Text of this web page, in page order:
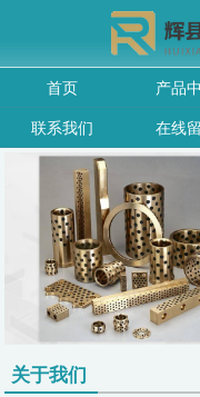
首页 产品
联系我们
在线
关于我们